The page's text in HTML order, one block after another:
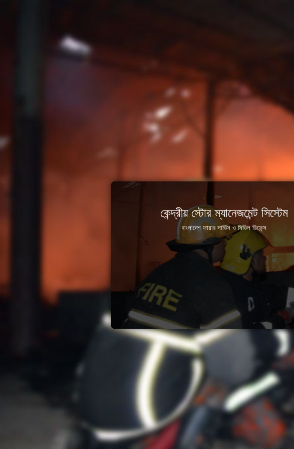
কেন্দ্রীয় স্টোর ম্যানেজমেন্ট সিস্টেম
বাংলাদেশ ফায়ার সার্ভিস ও সিভিল ডিফেন্স